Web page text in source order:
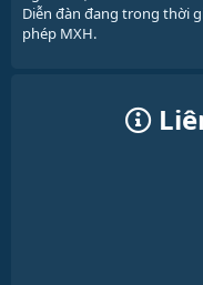
Diễn đàn đang trong thời
phép MXH.